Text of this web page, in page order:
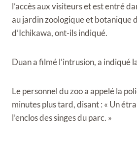
l’accès aux visiteurs et est entré
au jardin zoologique et botanique
d’Ichikawa, ont-ils indiqué.
Duan a filmé l’intrusion, a indiqué
Le personnel du zoo a appelé la
minutes plus tard, disant : « Un
l’enclos des singes du parc. »